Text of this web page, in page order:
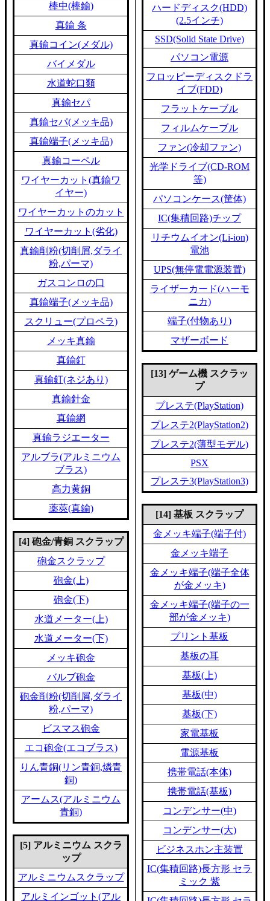
棒中(棒鍮)
真鍮 条
真鍮コイン(メダル)
バイメダル
水道蛇口類
真鍮セパ
真鍮セパ(メッキ品)
真鍮端子(メッキ品)
真鍮コーペル
ワイヤーカット(真鍮ワ
イヤー)
ワイヤーカットのカット
ワイヤーカット(劣化)
真鍮削粉(切削屑,ダライ
粉,パーマ)
ガスコンロの口
真鍮端子(メッキ品)
スクリュー(プロペラ)
メッキ真鍮
真鍮釘
真鍮釘(ネジあり)
真鍮針金
真鍮網
真鍮ラジエーター
アルブラ(アルミニウム
ブラス)
高力黄銅
薬莢(真鍮)
[4] 砲金/青銅 スクラップ
砲金スクラップ
砲金(上)
砲金(下)
水道メーター(上)
水道メーター(下)
メッキ砲金
バルブ砲金
砲金削粉(切削屑,ダライ
粉,パーマ)
ビスマス砲金
エコ砲金(エコブラス)
りん青銅(リン青銅,燐青
銅)
アームス(アルミニウム
青銅)
[5] アルミニウム スクラ
ップ
アルミニウムスクラップ
アルミインゴット(アル
ハードディスク(HDD)
(2.5インチ)
SSD(Solid State Drive)
パソコン電源
フロッピーディスクドラ
イブ(FDD)
フラットケーブル
フィルムケーブル
ファン(冷却ファン)
光学ドライブ(CD-ROM
等)
パソコンケース(筐体)
IC(集積回路)チップ
リチウムイオン(Li-ion)
電池
UPS(無停電電源装置)
ライザーカード(ハーモ
ニカ)
端子(付物あり)
マザーボード
[13] ゲーム機 スクラッ
プ
プレステ(PlayStation)
プレステ2(PlayStation2)
プレステ2(薄型モデル)
PSX
プレステ3(PlayStation3)
[14] 基板 スクラップ
金メッキ端子(端子付)
金メッキ端子
金メッキ端子(端子全体
が金メッキ)
金メッキ端子(端子の一
部が金メッキ)
プリント基板
基板の耳
基板(上)
基板(中)
基板(下)
家電基板
電源基板
携帯電話(本体)
携帯電話(基板)
コンデンサー(中)
コンデンサー(大)
ビジネスホン主装置
IC(集積回路)長方形 セラ
ミック 紫